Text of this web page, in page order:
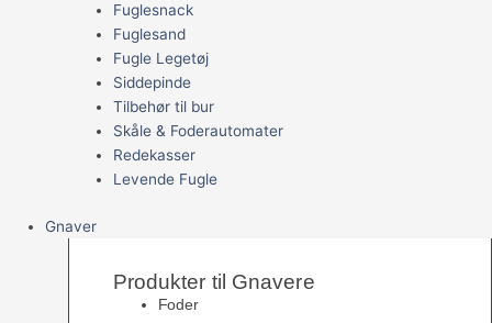
Fuglesnack
Fuglesand
Fugle Legetøj
Siddepinde
Tilbehør til bur
Skåle & Foderautomater
Redekasser
Levende Fugle
Gnaver
Produkter til Gnavere
Foder